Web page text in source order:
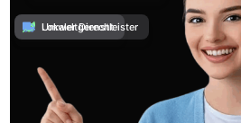
Umweltgerecht
Lokaler Dienstleister